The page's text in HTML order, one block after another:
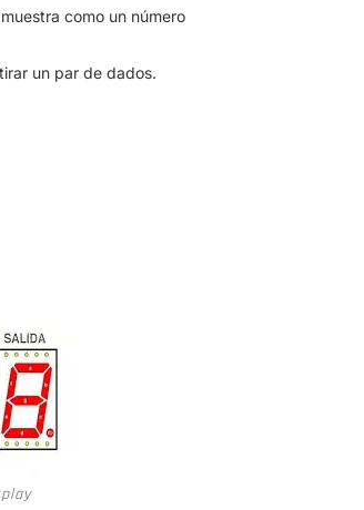
como un número
un par de dados.